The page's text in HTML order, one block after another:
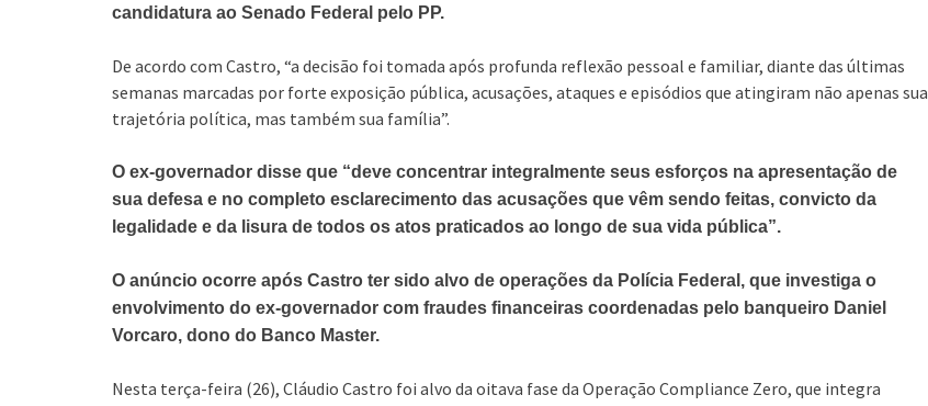
candidatura ao Senado Federal pelo PP.
De acordo com Castro, “a decisão foi tomada após profunda reflexão pessoal e familiar, diante das últimas
semanas marcadas por forte exposição pública, acusações, ataques e episódios que atingiram não apenas sua
trajetória política, mas também sua família”.
O ex-governador disse que “deve concentrar integralmente seus esforços na apresentação de
sua defesa e no completo esclarecimento das acusações que vêm sendo feitas, convicto da
legalidade e da lisura de todos os atos praticados ao longo de sua vida pública”.
O anúncio ocorre após Castro ter sido alvo de operações da Polícia Federal, que investiga o
envolvimento do ex-governador com fraudes financeiras coordenadas pelo banqueiro Daniel
Vorcaro, dono do Banco Master.
Nesta terça-feira (26), Cláudio Castro foi alvo da oitava fase da Operação Compliance Zero, que integra